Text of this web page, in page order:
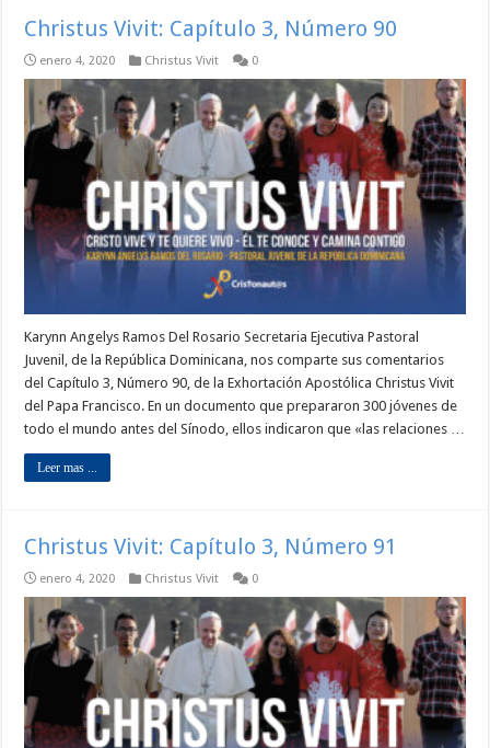
Christus Vivit: Capítulo 3, Número 90
enero 4, 2020 Christus Vivit 0
Karynn Angelys Ramos Del Rosario Secretaria Ejecutiva Pastoral
Juvenil, de la República Dominicana, nos comparte sus comentarios
del Capítulo 3, Número 90, de la Exhortación Apostólica Christus Vivit
del Papa Francisco. En un documento que prepararon 300 jóvenes de
todo el mundo antes del Sínodo, ellos indicaron que «las relaciones …
Leer mas ...
Christus Vivit: Capítulo 3, Número 91
enero 4, 2020 Christus Vivit 0